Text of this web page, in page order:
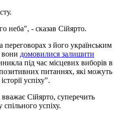
неба", - сказав Сійярто.
з його українським
домовилися залишити
під час місцевих виборів в
питаннях, які можуть
успіху".
Сійярто, суперечить
успіху.